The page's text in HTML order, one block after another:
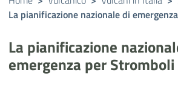
Condividi su LinkedIn
La pianificazione nazionale di
La pianificazione
emergenza per Stromboli